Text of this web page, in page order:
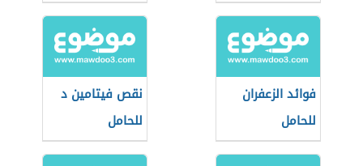
فوائد الزعفران
للحامل
نقص فيتامين د
للحامل